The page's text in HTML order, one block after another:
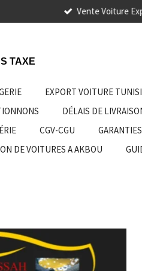
Vente Voiture
TAXE
EXPORT VOITURE
DÉLAIS DE
CGV-CGU
DE VOITURES A AKBOU